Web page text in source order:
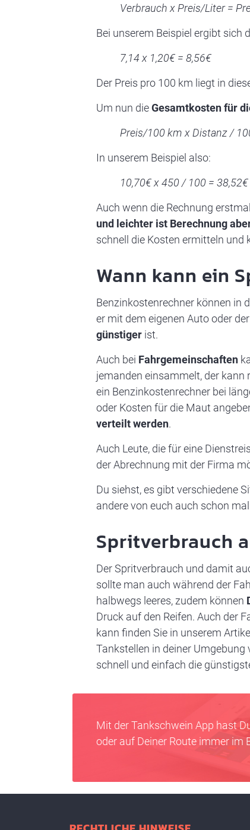
Verbrauch x Preis/Liter =
Bei unserem Beispiel ergibt sich
7,14 x 1,20€ = 8,56€
Der Preis pro 100 km liegt in
Um nun dieGesamtkosten für
Preis/100 km x Distanz /
In unserem Beispiel also:
10,70€ x 450 / 100 = 38,52€
Auch wenn die Rechnung
und leichter ist Berechnung
schnell die Kosten ermitteln und
Wann kann ein
Benzinkostenrechner können in
er mit dem eigenen Auto oder
günstiger ist.
Auch bei Fahrgemeinschaften
jemanden einsammelt, der kann
ein Benzinkostenrechner bei
oder Kosten für die Maut
verteilt werden.
Auch Leute, die für eine
der Abrechnung mit der Firma
Du siehst, es gibt verschiedene
andere von euch auch schon
Spritverbrauch
Der Spritverbrauch und damit
sollte man auch während der
halbwegs leeres, zudem können
Druck auf den Reifen. Auch der
kann finden Sie in unserem
Tankstellen in deiner
schnell und einfach die
Mit der Tankschwein App hast
oder auf Deiner Route immer im